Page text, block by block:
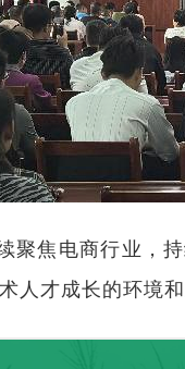
聚焦电商行业，
人才成长的环境